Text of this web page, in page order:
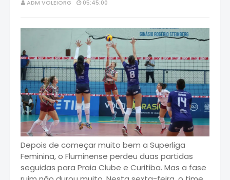
ADM VOLEIORG 05:45:00
Depois de começar muito bem a Superliga
Feminina, o Fluminense perdeu duas partidas
seguidas para Praia Clube e Curitiba. Mas a fase